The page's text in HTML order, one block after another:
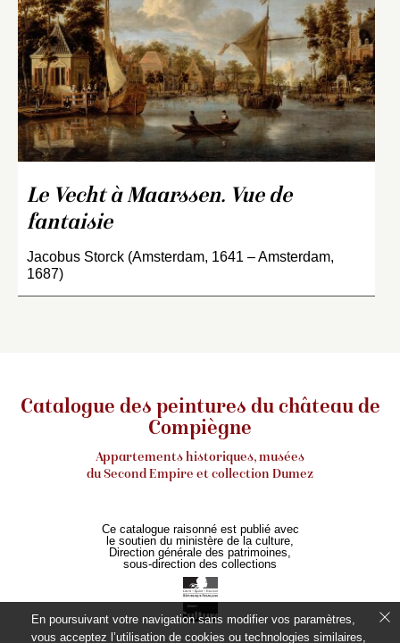
Le Vecht à Maarssen. Vue de
fantaisie
Jacobus Storck (Amsterdam, 1641 – Amsterdam,
1687)
Catalogue des peintures du château de
Compiègne
Appartements historiques, musées
du Second Empire et collection Dumez
Ce catalogue raisonné est publié avec
le soutien du ministère de la culture,
Direction générale des patrimoines,
sous-direction des collections
En poursuivant votre navigation sans modifier vos paramètres,
vous acceptez l’utilisation de cookies ou technologies similaires,